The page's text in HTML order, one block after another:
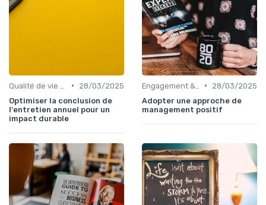
•
28/03/2025
Optimiser la conclusion de
l'entretien annuel pour un
impact durable
•
28/03/2025
Adopter une approche de
management positif